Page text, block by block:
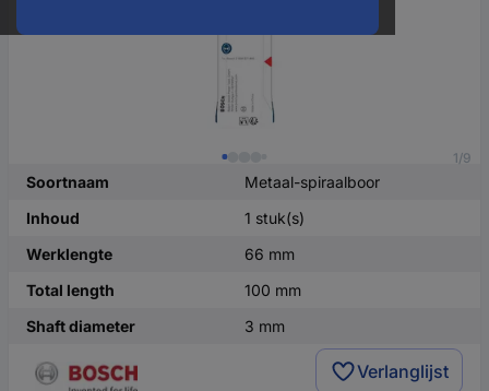
1/9
Soortnaam
Metaal-spiraalboor
Inhoud
1 stuk(s)
Werklengte
66 mm
Total length
100 mm
Shaft diameter
3 mm
Verlanglijst